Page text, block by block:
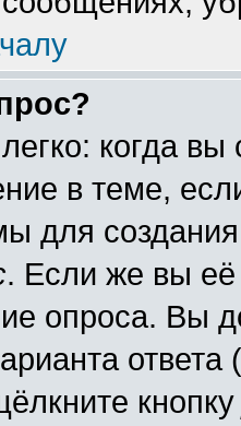
когда
в теме,
для
. Если же вы её
опроса. Вы
ответа